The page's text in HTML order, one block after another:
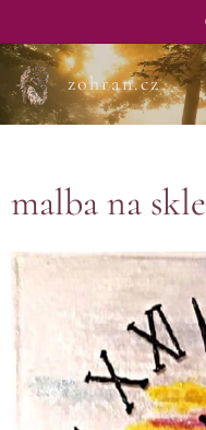
zohran.cz
malba na skle